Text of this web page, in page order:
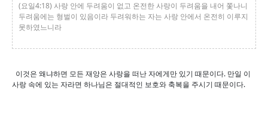
(요일4:18) 사랑 안에 두려움이 없고 온전한 사랑이 두려움을 내어 쫓나니
두려움에는 형벌이 있음이라 두려워하는 자는 사랑 안에서 온전히 이루지
못하였느니라
이것은 왜냐하면 모든 재앙은 사랑을 떠난 자에게만 있기 때문이다. 만일 이
사랑 속에 있는 자라면 하나님은 절대적인 보호와 축복을 주시기 때문이다.